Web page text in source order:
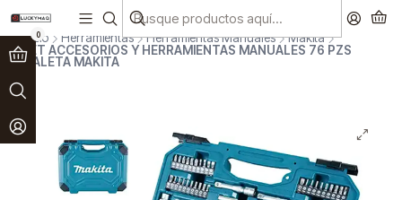
0
Paga en 3 cuotas sin interés! Ver más
Inicio Herramientas Herramientas Manuales
Makita
SET ACCESORIOS Y HERRAMIENTAS MANUALES 76 PZS
MALETA MAKITA